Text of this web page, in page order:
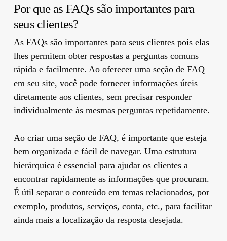
Por que as FAQs são importantes para
seus clientes?
As FAQs são importantes para seus clientes pois elas
lhes permitem obter respostas a perguntas comuns
rápida e facilmente. Ao oferecer uma seção de FAQ
em seu site, você pode fornecer informações úteis
diretamente aos clientes, sem precisar responder
individualmente às mesmas perguntas repetidamente.
Ao criar uma seção de FAQ, é importante que esteja
bem organizada e fácil de navegar. Uma estrutura
hierárquica é essencial para ajudar os clientes a
encontrar rapidamente as informações que procuram.
É útil separar o conteúdo em temas relacionados, por
exemplo, produtos, serviços, conta, etc., para facilitar
ainda mais a localização da resposta desejada.